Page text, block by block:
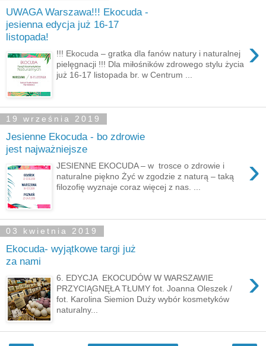
UWAGA Warszawa!!! Ekocuda -
jesienna edycja już 16-17
listopada!
›
!!! Ekocuda – gratka dla fanów natury i naturalnej
pielęgnacji !!! Dla miłośników zdrowego stylu życia
już 16-17 listopada br. w Centrum ...
19 września 2019
Jesienne Ekocuda - bo zdrowie
jest najważniejsze
›
JESIENNE EKOCUDA – w trosce o zdrowie i
naturalne piękno Żyć w zgodzie z naturą – taką
filozofię wyznaje coraz więcej z nas. ...
03 kwietnia 2019
Ekocuda- wyjątkowe targi już
za nami
›
6. EDYCJA EKOCUDÓW W WARSZAWIE
PRZYCIĄGNĘŁA TŁUMY fot. Joanna Oleszek /
fot. Karolina Siemion Duży wybór kosmetyków
naturalny...